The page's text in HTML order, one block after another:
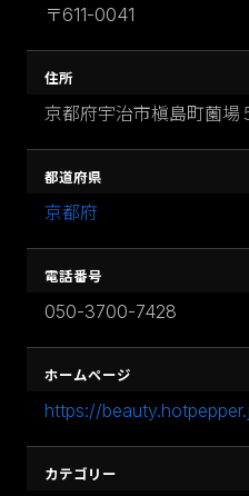
〒611-0041
住所
京都府宇治市槇島町薗場
都道府県
京都府
電話番号
050-3700-7428
ホームページ
https://
カテゴリー